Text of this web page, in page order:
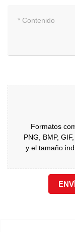
Formatos
PNG, BMP,
y el tamaño